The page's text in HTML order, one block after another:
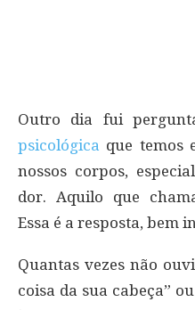
Outro dia fui
psicológica que temos
nossos corpos,
dor. Aquilo que
Essa é a resposta, bem
Quantas vezes não
coisa da sua cabeça”